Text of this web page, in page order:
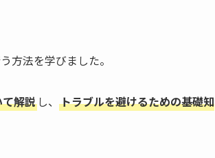
方法を学びました。
解説 し、 トラブルを避けるための基礎知